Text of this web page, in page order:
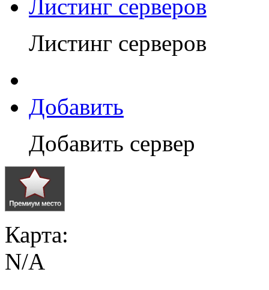
Листинг серверов
Листинг серверов
Добавить
Добавить сервер
Карта:
N/A